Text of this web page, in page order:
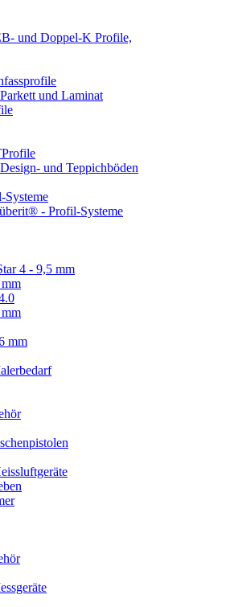
und Doppel-K Profile,
und Laminat
und Teppichböden
- Profil-Systeme
4 - 9,5 mm
mm